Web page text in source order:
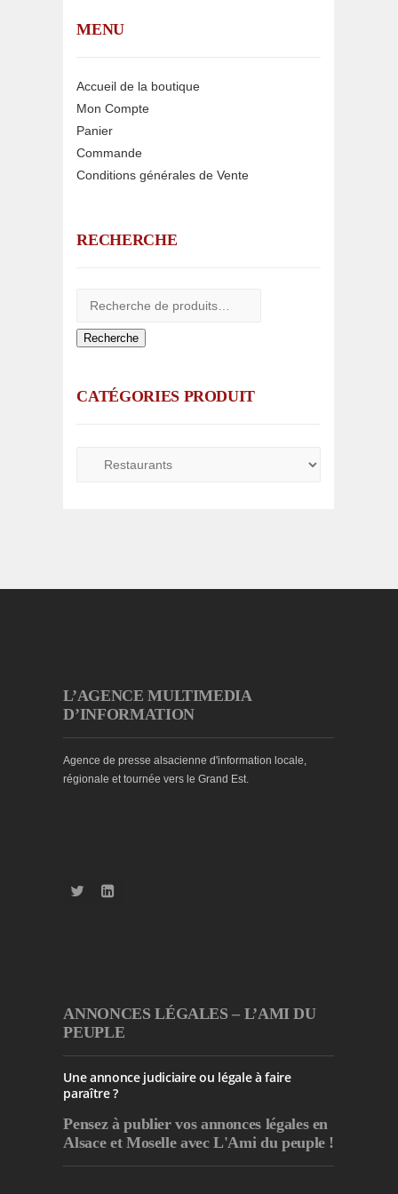
MENU
Accueil de la boutique
Mon Compte
Panier
Commande
Conditions générales de Vente
RECHERCHE
Recherche
CATÉGORIES PRODUIT
L’AGENCE MULTIMEDIA
D’INFORMATION
Agence de presse alsacienne d'information locale,
régionale et tournée vers le Grand Est.
ANNONCES LÉGALES – L’AMI DU
PEUPLE
Une annonce judiciaire ou légale à faire
paraître ?
Pensez à publiervos annonces légales en
Alsace et Moselle avec L'Ami du peuple !